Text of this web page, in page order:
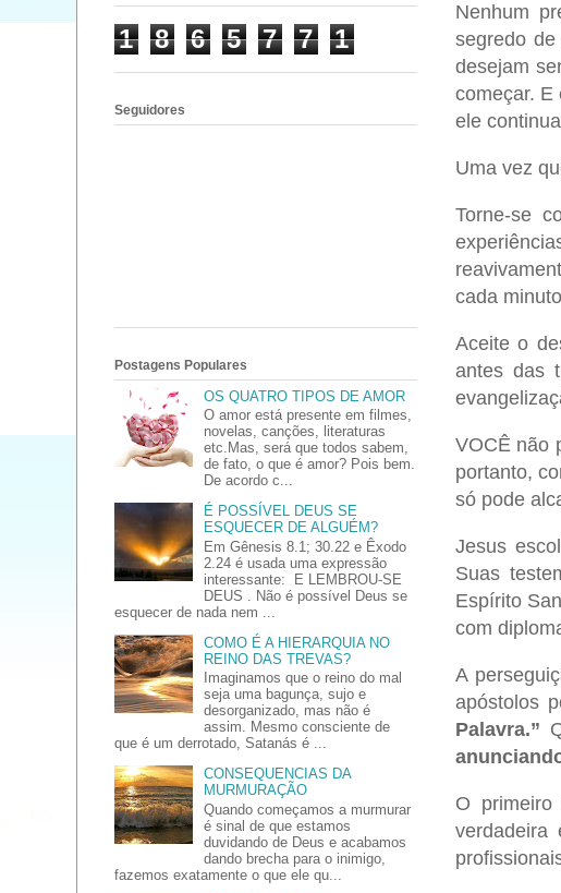
Nenhum
segredo
desejam
começar. E
ele
Uma vez
Torne-se
cada
Aceite o
antes das
VOCÊ não
portanto,
só pode
Jesus
Suas
Espírito
com
A
apóstolos
Palavra.”
O
verdadeira
1 8 6 5 7 7 1
Seguidores
Postagens Populares
OS QUATRO TIPOS DE AMOR
O amor está presente em filmes,
novelas, canções, literaturas
etc.Mas, será que todos sabem,
de fato, o que é amor? Pois bem.
De acordo c...
É POSSÍVEL DEUS SE
ESQUECER DE ALGUÉM?
Em Gênesis 8.1; 30.22 e Êxodo
2.24 é usada uma expressão
interessante: E LEMBROU-SE
DEUS . Não é possível Deus se
esquecer de nada nem ...
COMO É A HIERARQUIA NO
REINO DAS TREVAS?
Imaginamos que o reino do mal
seja uma bagunça, sujo e
desorganizado, mas não é
assim. Mesmo consciente de
que é um derrotado, Satanás é ...
CONSEQUENCIAS DA
MURMURAÇÃO
Quando começamos a murmurar
é sinal de que estamos
duvidando de Deus e acabamos
dando brecha para o inimigo,
fazemos exatamente o que ele qu...